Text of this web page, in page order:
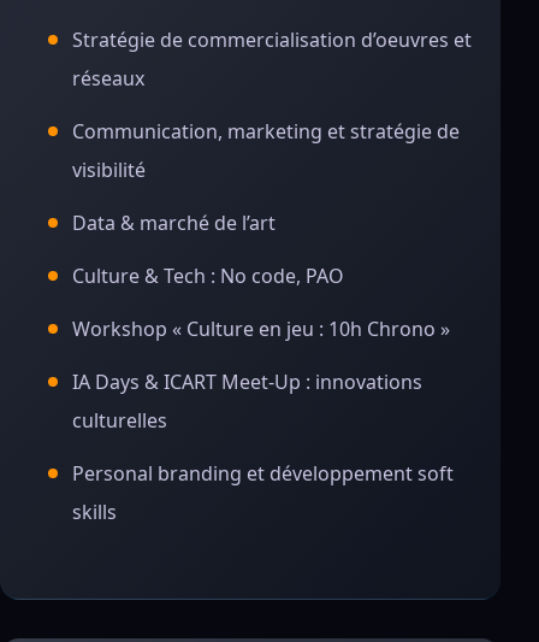
Stratégie de commercialisation d’oeuvres et
réseaux
Communication, marketing et stratégie de
visibilité
Data & marché de l’art
Culture & Tech : No code, PAO
Workshop « Culture en jeu : 10h Chrono »
IA Days & ICART Meet-Up : innovations
culturelles
Personal branding et développement soft
skills